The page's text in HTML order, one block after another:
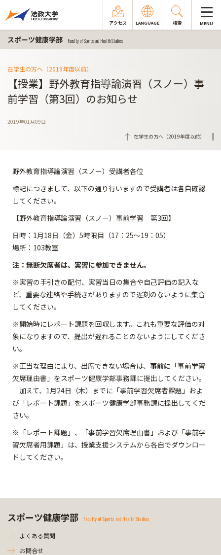
アクセス LANGUAGE 検索 MENU
スポーツ健康学部 Faculty of Sports and Health Studies
在学生の方へ（2019年度以前）
【授業】野外教育指導論演習（スノー）事
前学習（第3回）のお知らせ
2019年01月09日
在学生の方へ（2019年度以前）
野外教育指導論演習（スノー）受講者各位
標記につきまして、以下の通り行いますので受講者は各自確認
してください。
【野外教育指導論演習（スノー）事前学習 第3回】
日時：1月18日（金）5時限目（17：25～19：05）
場所：103教室
注：無断欠席者は、実習に参加できません。
※実習の手引きの配付、実習当日の集合や自己評価の記入な
ど、重要な連絡や手続きがありますので遅刻のないように集合
してください。
※開始時にレポート課題を回収します。これも重要な評価の対
象になりますので、提出が遅れることのないようにしてくださ
い。
※正当な理由により、出席できない場合は、 事前に 「事前学習
欠席理由書」をスポーツ健康学部事務課に提出してください。
加えて、1月24日（木）までに「事前学習欠席者課題」およ
び「レポート課題」をスポーツ健康学部事務課に提出してくだ
さい。
※「レポート課題」、「事前学習欠席理由書」および「事前学
習欠席者用課題」は、授業支援システムから各自でダウンロー
ドしてください。
スポーツ健康学部 Faculty of Sports and Health Studies
よくある質問
お問合せ